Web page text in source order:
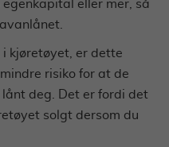
eller mer, så
kjøretøyet, er dette
risiko for at de
deg. Det er fordi det
solgt dersom du